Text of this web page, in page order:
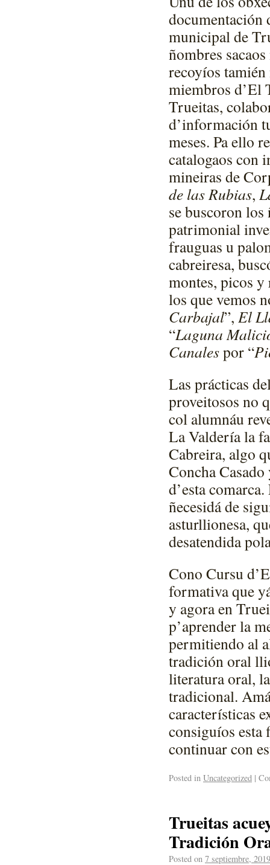
documentación
municipal de
ñombres
recoyíos tamién
miembros d’El
Trueitas,
d’información
meses. Pa ello
catalogaos con
mineiras de
de las Rubias,
se buscoron
patrimonial
frauguas u
cabreiresa,
montes, picos y
los que vemos
Carbajal”, El
“Laguna
Canalespor “
Las prácticas
proveitosos no
col alumnáu
La Valdería la
Cabreira, algo
Concha
d’esta
ñecesidá de
asturllionesa,
desatendida
Cono Cursu
formativa que
y agora en
p’aprender la
permitiendo al
tradición oral
literatura oral,
tradicional.
características
consiguíos esta
continuar con
Posted in Uncategorized |
Trueitas
Tradición
Posted on 7 septiembre, 2019